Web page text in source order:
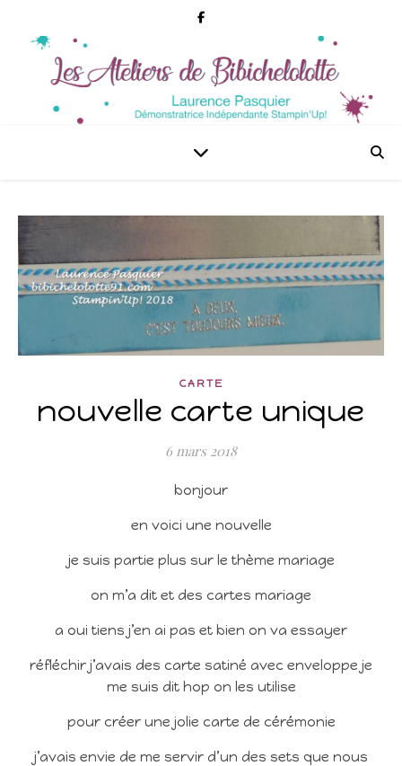
CARTE
nouvelle carte unique
6 mars 2018
bonjour
en voici une nouvelle
je suis partie plus sur le thème mariage
on m’a dit et des cartes mariage
a oui tiens j’en ai pas et bien on va essayer
réfléchir j’avais des carte satiné avec enveloppe je
me suis dit hop on les utilise
pour créer une jolie carte de cérémonie
j’avais envie de me servir d’un des sets que nous